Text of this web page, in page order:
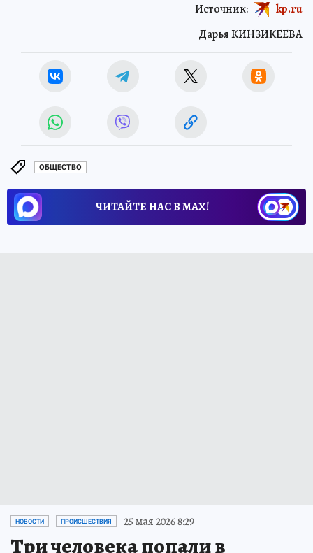
Дарья КИНЗИКЕЕВА
Источник: kp.ru
ОБЩЕСТВО
ЧИТАЙТЕ НАС В МАХ!
НОВОСТИ ПРОИСШЕСТВИЯ 25 мая 2026 8:29
Три человека попали в